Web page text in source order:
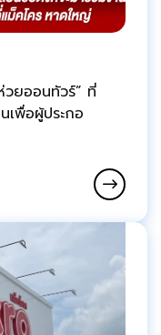
วยออนทัวร์” ที่
เพื่อผู้ประกอ